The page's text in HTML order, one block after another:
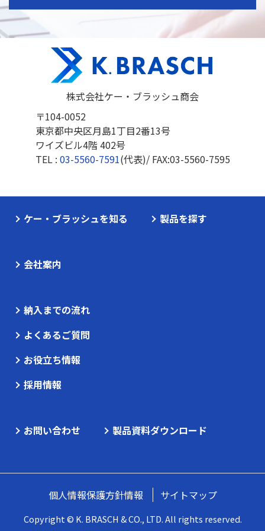
株式会社ケー・ブラッシュ商会
〒104-0052
東京都中央区月島1丁目2番13号
ワイズビル4階 402号
TEL : 03-5560-7591(代表)/ FAX:03-5560-7595
ケー・ブラッシュを知る 製品を探す
会社案内
納入までの流れ
よくあるご質問
お役立ち情報
採用情報
お問い合わせ 製品資料ダウンロード
個人情報保護方針情報 サイトマップ
Copyright © K. BRASCH & CO., LTD. All rights reserved.